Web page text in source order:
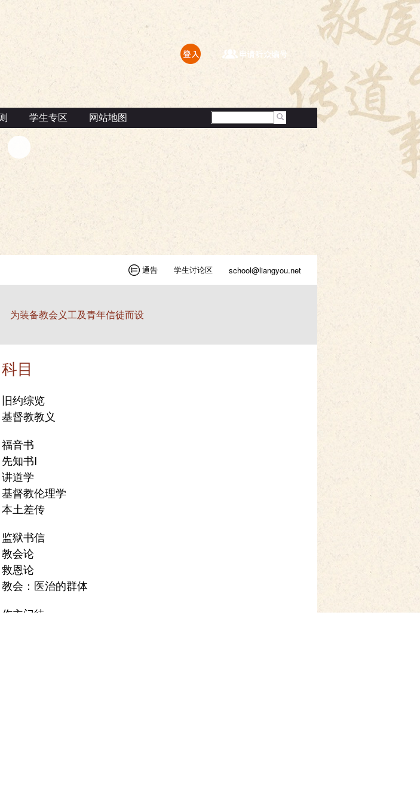
学生专区 网站地图
通告 学生讨论区 school@liangyou.net
为装备教会义工及青年信徒而设
科目
旧约综览
基督教教义
福音书
先知书I
讲道学
基督教伦理学
本土差传
监狱书信
教会论
救恩论
教会：医治的群体
作主门徒